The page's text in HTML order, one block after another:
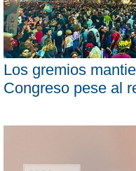
Los gremios
Congreso pese al